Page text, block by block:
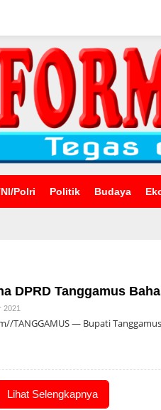
Polri Politik Budaya
DPRD Tanggamus
2021
TANGGAMUS — Bupati
Lihat Selengkapnya